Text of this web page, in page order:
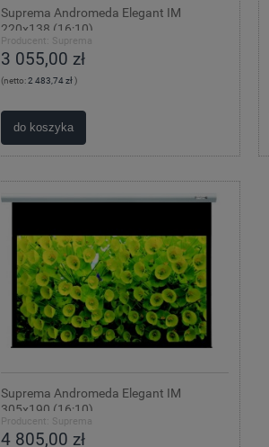
Suprema Andromeda Elegant IM
220x138 (16:10)
Producent: Suprema
3 055,00 zł
(netto:2 483,74 zł)
do koszyka
Suprema Andromeda Elegant IM
305x190 (16:10)
Producent: Suprema
4 805,00 zł